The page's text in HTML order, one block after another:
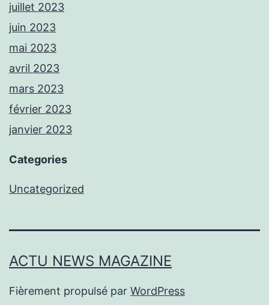
juillet 2023
juin 2023
mai 2023
avril 2023
mars 2023
février 2023
janvier 2023
Categories
Uncategorized
ACTU NEWS MAGAZINE
Fièrement propulsé par WordPress